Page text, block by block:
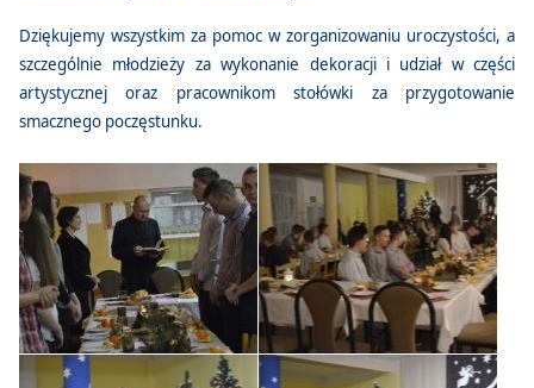
Dziękujemy wszystkim za pomoc w zorganizowaniu uroczystości, a
szczególnie młodzieży za wykonanie dekoracji i udział w części
artystycznej oraz pracownikom stołówki za przygotowanie
smacznego poczęstunku.